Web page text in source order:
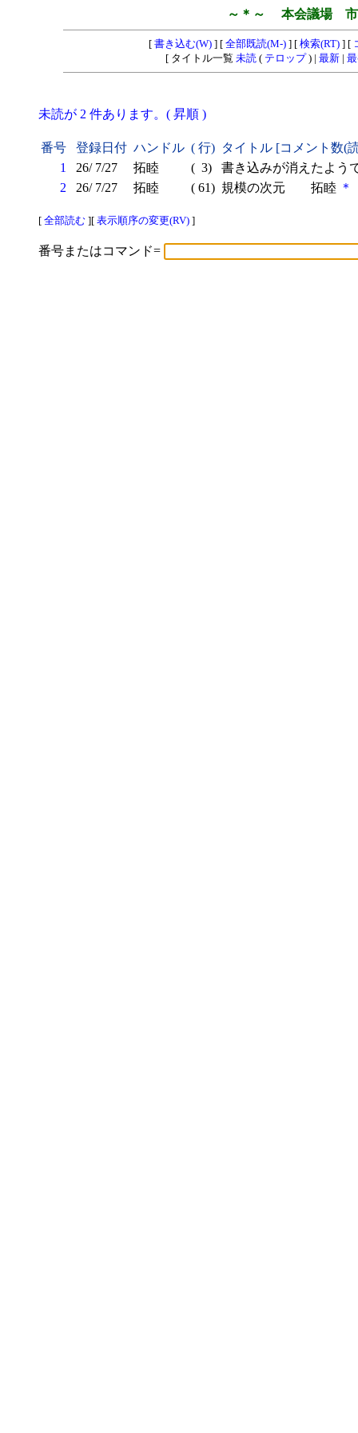
～＊～ 本会議場 市
[ 書き込む(W)] [ 全部既読(M-)] [ 検索(RT)] [
[ タイトル一覧 未読( テロップ) | 最新|
未読が 2 件あります。( 昇順 )
番号 登録日付 ハンドル ( 行) タイトル [コメント数(
1
26/ 7/27 拓睦 ( 3)
書き込みが消えたよう
2
26/ 7/27 拓睦 ( 61) 規模の次元 拓睦 ＊
[ 全部読む ][ 表示順序の変更(RV) ]
番号またはコマンド=